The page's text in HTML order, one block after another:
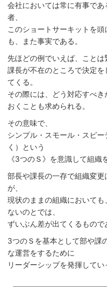
会社においては常に有事で
者、
このショートサーキットを
も、また事実である。
先ほどの例でいえば、ことは
課長が不在のところで決定
てくる。
その際には、どう対応すべ
おくことも求められる。
その意味で、
シンプル・スモール・スピ
く）という
《3つのＳ》を意識して組織
部長や課長の一存で組織変
が、
現状のままの組織において
ないのとでは、
ずいぶん差が出てくるもので
3つのＳを基本として部や課
な運営をするために
リーダーシップを発揮してい